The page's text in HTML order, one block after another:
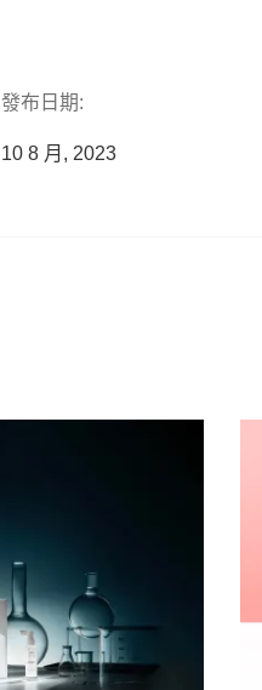
發布日期:
10 8 月, 2023